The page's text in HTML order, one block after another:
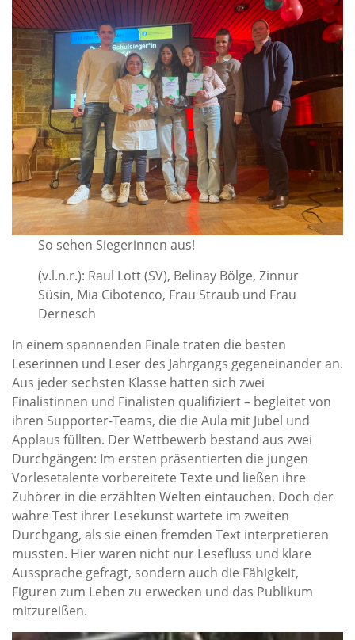
So sehen Siegerinnen aus!
(v.l.n.r.): Raul Lott (SV), Belinay Bölge, Zinnur
Süsin, Mia Cibotenco, Frau Straub und Frau
Dernesch
In einem spannenden Finale traten die besten
Leserinnen und Leser des Jahrgangs gegeneinander an.
Aus jeder sechsten Klasse hatten sich zwei
Finalistinnen und Finalisten qualifiziert – begleitet von
ihren Supporter-Teams, die die Aula mit Jubel und
Applaus füllten. Der Wettbewerb bestand aus zwei
Durchgängen: Im ersten präsentierten die jungen
Vorlesetalente vorbereitete Texte und ließen ihre
Zuhörer in die erzählten Welten eintauchen. Doch der
wahre Test ihrer Lesekunst wartete im zweiten
Durchgang, als sie einen fremden Text interpretieren
mussten. Hier waren nicht nur Lesefluss und klare
Aussprache gefragt, sondern auch die Fähigkeit,
Figuren zum Leben zu erwecken und das Publikum
mitzureißen.